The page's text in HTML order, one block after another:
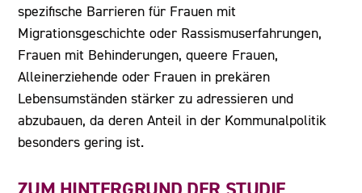
spezifische Barrieren für Frauen mit
Migrationsgeschichte oder Rassis­muserfahrungen,
Frauen mit Behinderungen, queere Frauen,
Alleinerziehende oder Frauen in prekären
Lebensumständen stärker zu adressieren und
abzubauen, da deren Anteil in der Kommunalpolitik
besonders gering ist.